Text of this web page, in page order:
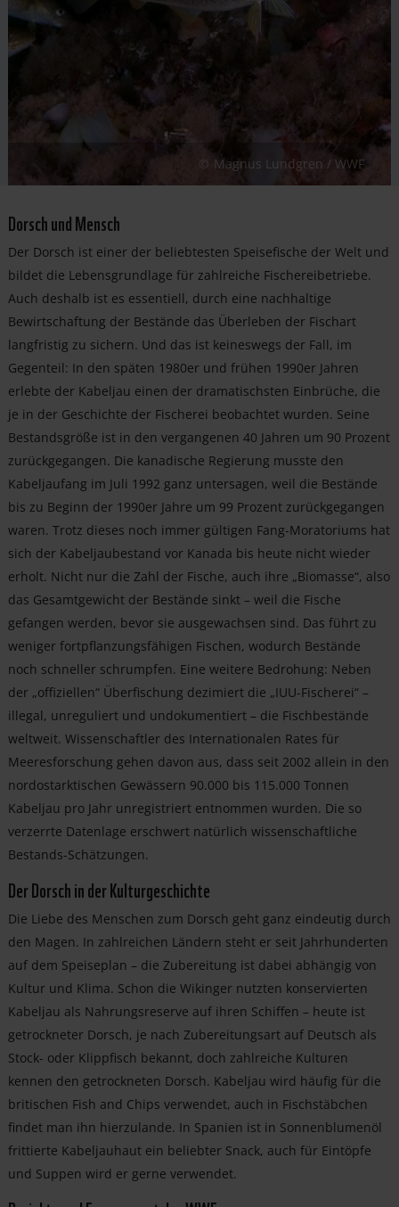
Magnus Lundgren / WWF
Dorsch und Mensch
Der Dorsch ist einer der beliebtesten Speisefische der Welt und
bildet die Lebensgrundlage für zahlreiche Fischereibetriebe.
Auch deshalb ist es essentiell, durch eine nachhaltige
Bewirtschaftung der Bestände das Überleben der Fischart
langfristig zu sichern. Und das ist keineswegs der Fall, im
Gegenteil: In den späten 1980er und frühen 1990er Jahren
erlebte der Kabeljau einen der dramatischsten Einbrüche, die
je in der Geschichte der Fischerei beobachtet wurden. Seine
Bestandsgröße ist in den vergangenen 40 Jahren um 90 Prozent
zurückgegangen. Die kanadische Regierung musste den
Kabeljaufang im Juli 1992 ganz untersagen, weil die Bestände
bis zu Beginn der 1990er Jahre um 99 Prozent zurückgegangen
waren. Trotz dieses noch immer gültigen Fang-Moratoriums hat
sich der Kabeljaubestand vor Kanada bis heute nicht wieder
erholt. Nicht nur die Zahl der Fische, auch ihre „Biomasse“, also
das Gesamtgewicht der Bestände sinkt – weil die Fische
gefangen werden, bevor sie ausgewachsen sind. Das führt zu
weniger fortpflanzungsfähigen Fischen, wodurch Bestände
noch schneller schrumpfen. Eine weitere Bedrohung: Neben
der „offiziellen“ Überfischung dezimiert die „IUU-Fischerei“ –
illegal, unreguliert und undokumentiert – die Fischbestände
weltweit. Wissenschaftler des Internationalen Rates für
Meeresforschung gehen davon aus, dass seit 2002 allein in den
nordostarktischen Gewässern 90.000 bis 115.000 Tonnen
Kabeljau pro Jahr unregistriert entnommen wurden. Die so
verzerrte Datenlage erschwert natürlich wissenschaftliche
Bestands-Schätzungen.
Der Dorsch in der Kulturgeschichte
Die Liebe des Menschen zum Dorsch geht ganz eindeutig durch
den Magen. In zahlreichen Ländern steht er seit Jahrhunderten
auf dem Speiseplan – die Zubereitung ist dabei abhängig von
Kultur und Klima. Schon die Wikinger nutzten konservierten
Kabeljau als Nahrungsreserve auf ihren Schiffen – heute ist
getrockneter Dorsch, je nach Zubereitungsart auf Deutsch als
Stock- oder Klippfisch bekannt, doch zahlreiche Kulturen
kennen den getrockneten Dorsch. Kabeljau wird häufig für die
britischen Fish and Chips verwendet, auch in Fischstäbchen
findet man ihn hierzulande. In Spanien ist in Sonnenblumenöl
frittierte Kabeljauhaut ein beliebter Snack, auch für Eintöpfe
und Suppen wird er gerne verwendet.